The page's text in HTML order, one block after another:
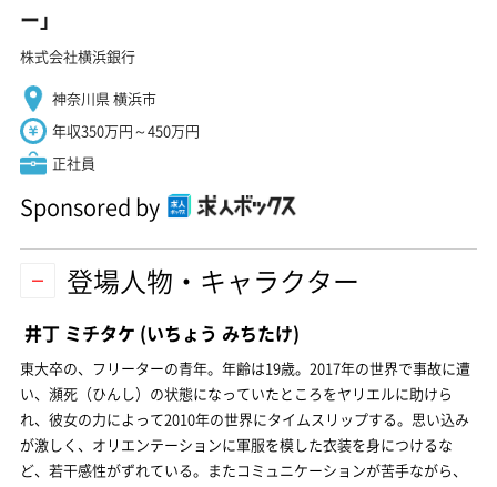
ー」
株式会社横浜銀行
神奈川県 横浜市
年収350万円～450万円
正社員
Sponsored by
登場人物・キャラクター
井丁 ミチタケ (いちょう みちたけ)
東大卒の、フリーターの青年。年齢は19歳。2017年の世界で事故に遭
い、瀕死（ひんし）の状態になっていたところをヤリエルに助けら
れ、彼女の力によって2010年の世界にタイムスリップする。思い込み
が激しく、オリエンテーションに軍服を模した衣装を身につけるな
ど、若干感性がずれている。またコミュニケーションが苦手ながら、